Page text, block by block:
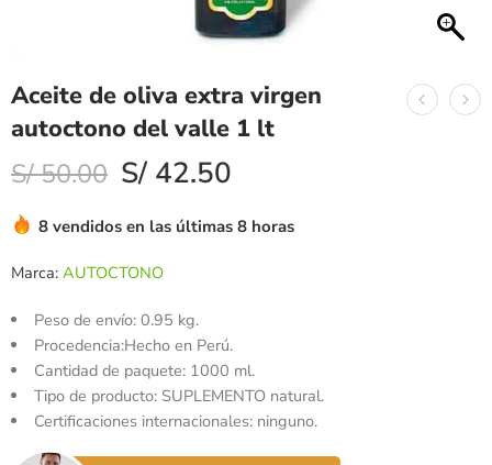
Aceite de oliva extra virgen
autoctono del valle 1 lt
S/50.00 S/ 42.50
8 vendidos en las últimas 8 horas
Marca: AUTOCTONO
Peso de envío: 0.95 kg.
Procedencia:Hecho en Perú.
Cantidad de paquete: 1000 ml.
Tipo de producto: SUPLEMENTO natural.
Certificaciones internacionales: ninguno.